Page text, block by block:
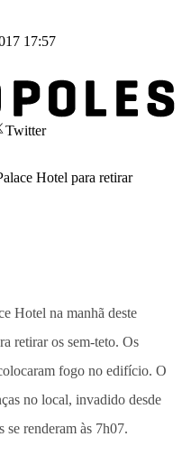
17:57
Twitter
Hotel na manhã deste
retirar os sem-teto. Os
fogo no edifício. O
no local, invadido desde
se renderam às 7h07.